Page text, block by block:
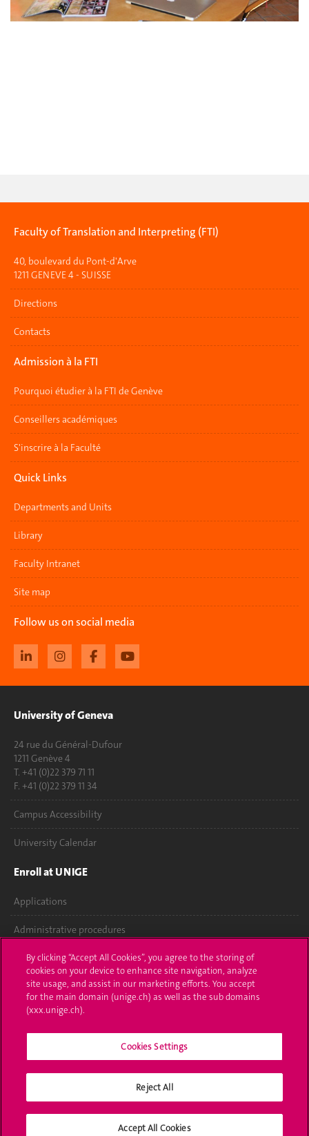
Faculty of Translation and Interpreting (FTI)
40, boulevard du Pont-d'Arve
1211 GENEVE 4 - SUISSE
Directions
Contacts
Admission à la FTI
Pourquoi étudier à la FTI de Genève
Conseillers académiques
S'inscrire à la Faculté
Quick Links
Departments and Units
Library
Faculty Intranet
Site map
Follow us on social media
University of Geneva
24 rue du Général-Dufour
1211 Genève 4
T. +41 (0)22 379 71 11
F. +41 (0)22 379 11 34
Campus Accessibility
University Calendar
Enroll at UNIGE
Applications
Administrative procedures
Ask a question
Contact
Media
University Structures
Social Media
By clicking “Accept All Cookies”, you agree to the storing of
cookies on your device to enhance site navigation, analyze
site usage, and assist in our marketing efforts. You accept
for the main domain (unige.ch) as well as the sub domains
(xxx.unige.ch).
Cookies Settings
Reject All
Accept All Cookies